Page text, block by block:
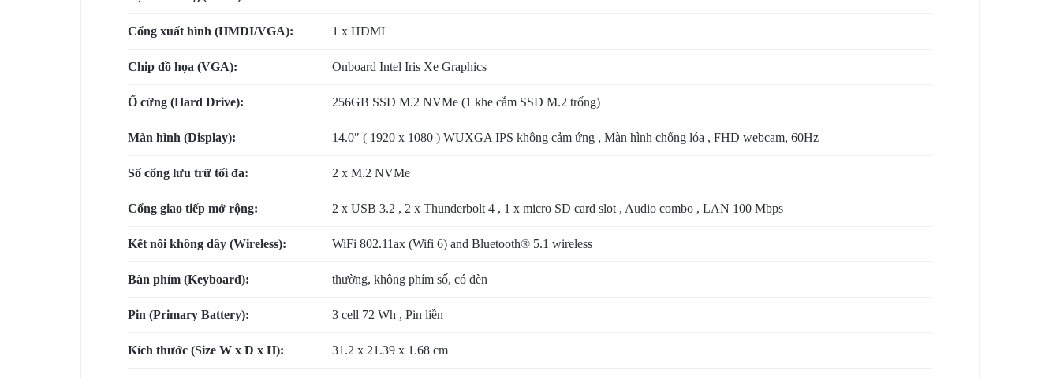
Cổng xuất hình (HMDI/VGA): 1 x HDMI
Chip đồ họa (VGA): Onboard Intel Iris Xe Graphics
Ổ cứng (Hard Drive): 256GB SSD M.2 NVMe (1 khe cắm SSD M.2 trống)
Màn hình (Display): 14.0″ ( 1920 x 1080 ) WUXGA IPS không cảm ứng , Màn hình chống lóa , FHD webcam, 60Hz
Số cổng lưu trữ tối đa: 2 x M.2 NVMe
Cổng giao tiếp mở rộng: 2 x USB 3.2 , 2 x Thunderbolt 4 , 1 x micro SD card slot , Audio combo , LAN 100 Mbps
Kết nối không dây (Wireless): WiFi 802.11ax (Wifi 6) and Bluetooth® 5.1 wireless
Bàn phím (Keyboard): thường, không phím số, có đèn
Pin (Primary Battery): 3 cell 72 Wh , Pin liền
Kích thước (Size W x D x H): 31.2 x 21.39 x 1.68 cm